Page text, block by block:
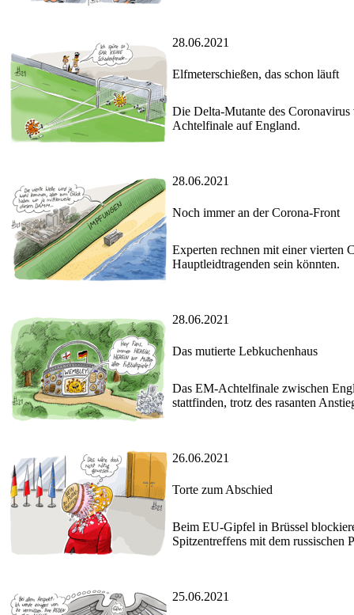
28.06.2021
Elfmeterschießen, das schon läuft
Die Delta-Mutante des
Achtelfinale auf England.
28.06.2021
Noch immer an der Corona-Front
Experten rechnen mit einer vierten
Hauptleidtragenden sein könnten.
28.06.2021
Das mutierte Lebkuchenhaus
Das EM-Achtelfinale zwischen
stattfinden, trotz des rasanten
26.06.2021
Torte zum Abschied
Beim EU-Gipfel in Brüssel
Spitzentreffens mit dem russischen
25.06.2021